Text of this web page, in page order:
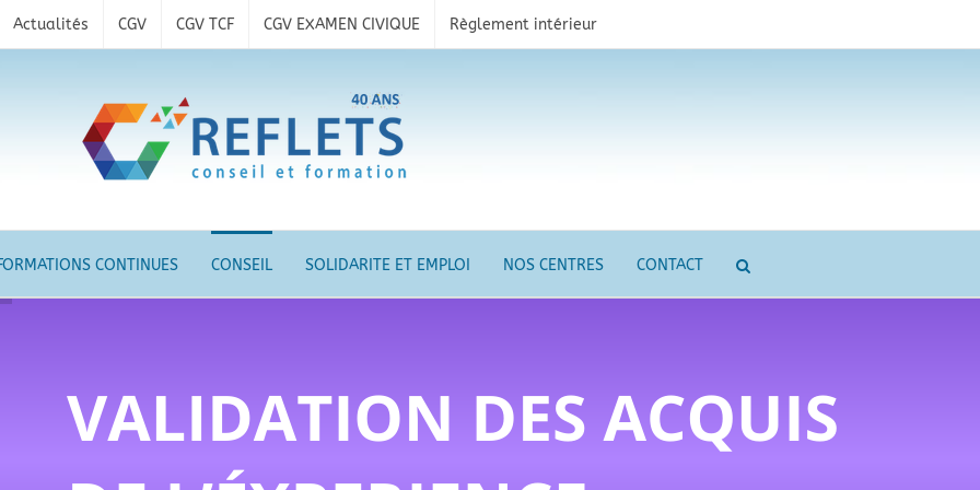
Actualités CGV CGV TCF CGV EXAMEN CIVIQUE Règlement intérieur
CONTINUES CONSEIL SOLIDARITE ET EMPLOI NOS CENTRES CONTACT